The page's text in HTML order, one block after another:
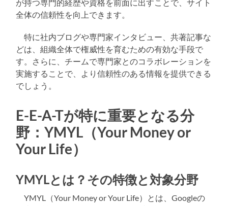
が持つ専門的経歴や資格を前面に出すことで、サイト
全体の信頼性を向上できます。
特に社内ブログや専門家インタビュー、共著記事な
どは、組織全体で権威性を育むための有効な手段で
す。さらに、チームで専門家とのコラボレーションを
実施することで、より信頼性のある情報を提供できる
でしょう。
E-E-A-Tが特に重要となる分
野：YMYL（Your Money or
Your Life）
YMYLとは？その特徴と対象分野
YMYL（Your Money or Your Life）とは、Googleの